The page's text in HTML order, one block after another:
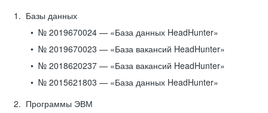
Базы данных
№ 2019670024 — «База данных HeadHunter»
№ 2019670023 — «База вакансий HeadHunter»
№ 2018620237 — «База вакансий HeadHunter»
№ 2015621803 — «База данных HeadHunter»
Программы ЭВМ